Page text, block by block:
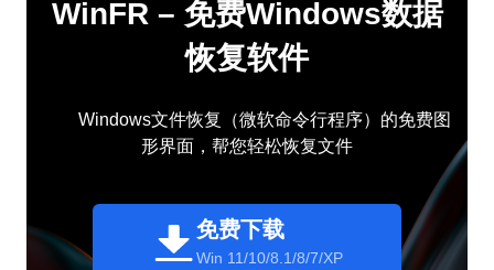
WinFR – 免费Windows数据
恢复软件
Windows文件恢复（微软命令行程序）的免费图
形界面，帮您轻松恢复文件
免费下载
Win 11/10/8.1/8/7/XP